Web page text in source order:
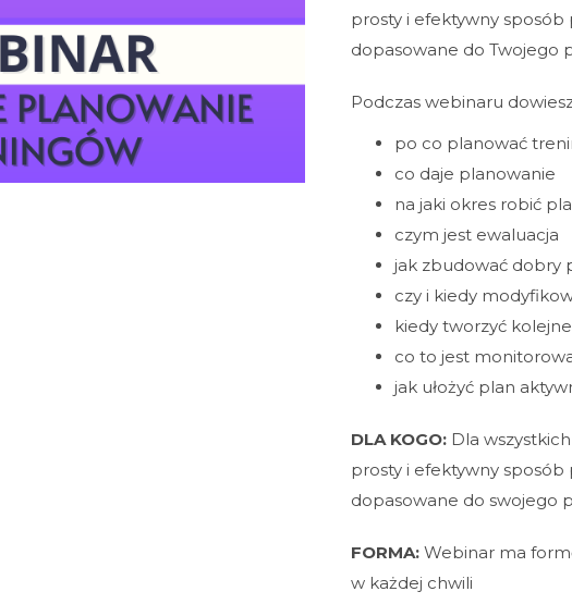
prosty i efektywny
dopasowane do Twojego
Podczas webinaru
po co planować
co daje planowanie
na jaki okres robić
czym jest ewaluacja
jak zbudować dobry
czy i kiedy
kiedy tworzyć
co to jest
jak ułożyć plan
DLA KOGO:Dla
prosty i efektywny
dopasowane do swojego
FORMA: Webinar ma
w każdej chwili